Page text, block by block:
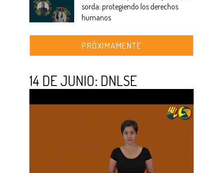
sorda: protegiendo los derechos
humanos
PRÓXIMAMENTE
14 DE JUNIO: DNLSE